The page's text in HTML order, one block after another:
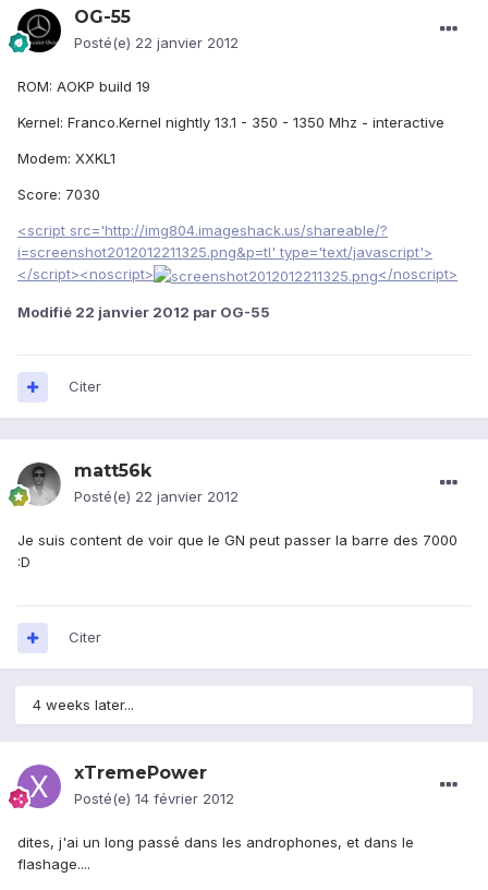
OG-55
Posté(e) 22 janvier 2012
ROM: AOKP build 19
Kernel: Franco.Kernel nightly 13.1 - 350 - 1350 Mhz - interactive
Modem: XXKL1
Score: 7030
<script src='http://img804.imageshack.us/shareable/?
i=screenshot2012012211325.png&p=tl' type='text/javascript'>
</script><noscript>
</noscript>
Modifié 22 janvier 2012 par OG-55
Citer
matt56k
Posté(e) 22 janvier 2012
Je suis content de voir que le GN peut passer la barre des 7000
:D
Citer
4 weeks later...
xTremePower
Posté(e) 14 février 2012
dites, j'ai un long passé dans les androphones, et dans le
flashage....